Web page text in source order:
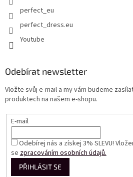
perfect_eu
perfect_dress.eu
Youtube
Odebírat newsletter
Vložte svůj e-mail a my vám budeme
produktech na našem e-shopu.
E-mail
Odebírej nás a získej 3% SLEVU!
sezpracováním osobních údajů.
PŘIHLÁSIT SE